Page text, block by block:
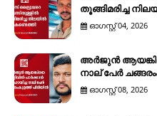
തൂങ്ങിമരിച്ച
ഓഗസ്റ്റ് 04, 2026
അർജുൻ
നാല് പേര്‍
ഓഗസ്റ്റ് 08, 2026